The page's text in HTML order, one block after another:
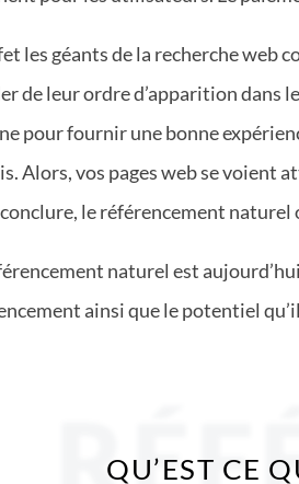
les géants de la recherche web
de leur ordre d’apparition dans
pour fournir une bonne
Alors, vos pages web se voient
le référencement naturel
naturel est
ainsi que le potentiel
QU’EST CE